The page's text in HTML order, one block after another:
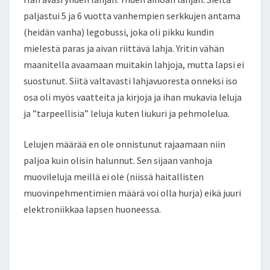
paljastui 5 ja 6 vuotta vanhempien serkkujen antama
(heidän vanha) legobussi, joka oli pikku kundin
mielestä paras ja aivan riittävä lahja. Yritin vähän
maanitella avaamaan muitakin lahjoja, mutta lapsi ei
suostunut. Siitä valtavasti lahjavuoresta onneksi iso
osa oli myös vaatteita ja kirjoja ja ihan mukavia leluja
ja ”tarpeellisia” leluja kuten liukuri ja pehmolelua.
Lelujen määrää en ole onnistunut rajaamaan niin
paljoa kuin olisin halunnut. Sen sijaan vanhoja
muovileluja meillä ei ole (niissä haitallisten
muovinpehmentimien määrä voi olla hurja) eikä juuri
elektroniikkaa lapsen huoneessa.